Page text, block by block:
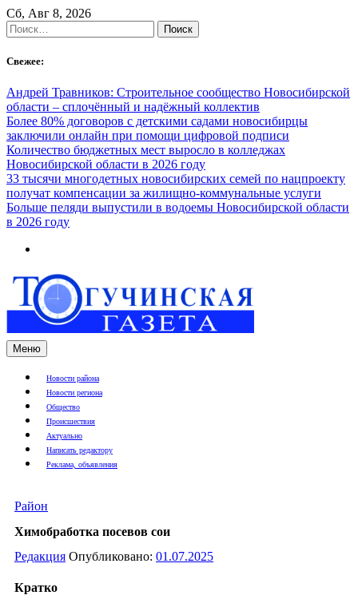
Skip
to
content
Сб, Авг 8, 2026
Найти:
Свежее:
Андрей Травников: Строительное сообщество Новосибирской
области – сплочённый и надёжный коллектив
Более 80% договоров с детскими садами новосибирцы
заключили онлайн при помощи цифровой подписи
Количество бюджетных мест выросло в колледжах
Новосибирской области в 2026 году
33 тысячи многодетных новосибирских семей по нацпроекту
получат компенсации за жилищно-коммунальные услуги
Больше пеляди выпустили в водоемы Новосибирской области
в 2026 году
Меню
Новости района
Новости региона
Общество
Происшествия
Актуально
Написать редактору
Реклама, объявления
Район
Химобработка посевов сои
Редакция Опубликовано: 01.07.2025
Кратко